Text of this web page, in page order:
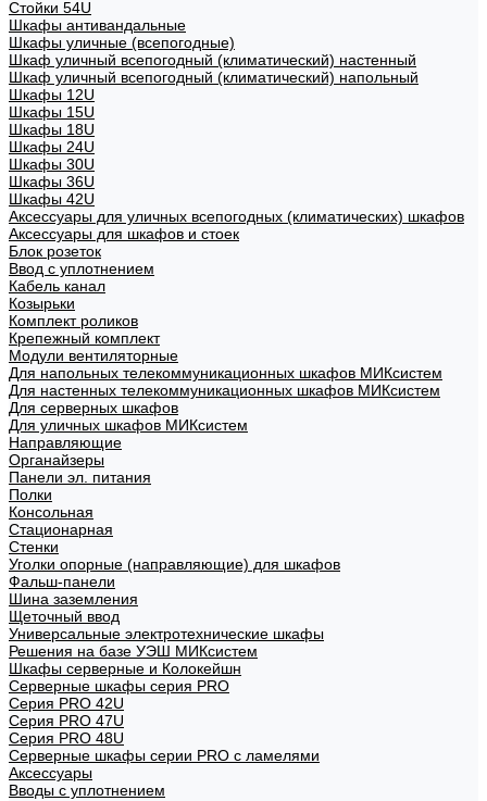
Стойки 54U
Шкафы антивандальные
Шкафы уличные (всепогодные)
Шкаф уличный всепогодный (климатический) настенный
Шкаф уличный всепогодный (климатический) напольный
Шкафы 12U
Шкафы 15U
Шкафы 18U
Шкафы 24U
Шкафы 30U
Шкафы 36U
Шкафы 42U
Аксессуары для уличных всепогодных (климатических) шкафов
Аксессуары для шкафов и стоек
Блок розеток
Ввод с уплотнением
Кабель канал
Козырьки
Комплект роликов
Крепежный комплект
Модули вентиляторные
Для напольных телекоммуникационных шкафов МИКсистем
Для настенных телекоммуникационных шкафов МИКсистем
Для серверных шкафов
Для уличных шкафов МИКсистем
Направляющие
Органайзеры
Панели эл. питания
Полки
Консольная
Стационарная
Стенки
Уголки опорные (направляющие) для шкафов
Фальш-панели
Шина заземления
Щеточный ввод
Универсальные электротехнические шкафы
Решения на базе УЭШ МИКсистем
Шкафы серверные и Колокейшн
Серверные шкафы серия PRO
Серия PRO 42U
Серия PRO 47U
Серия PRO 48U
Серверные шкафы серии PRO с ламелями
Аксессуары
Вводы с уплотнением